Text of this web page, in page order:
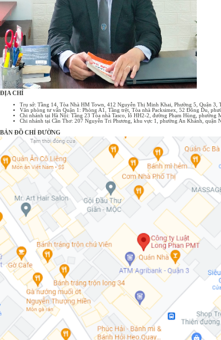
ĐỊA CHỈ
Trụ sở: Tầng 14, Tòa Nhà HM Town, 412 Nguyễn Thị Minh Khai, Phường 5, Quận 3,
Văn phòng tư vấn Quận 1: Phòng A1, Tầng trệt, Tòa nhà Packsimex, 52 Đông Du,
Chi nhánh tại Hà Nội: Tầng 23 Tòa nhà Tasco, lô HH2-2, đường Phạm Hùng,
Chi nhánh tại Cần Thơ: 207 Nguyễn Tri Phương, khu vực 1, phường An Khánh, quận
BẢN ĐỒ CHỈ ĐƯỜNG